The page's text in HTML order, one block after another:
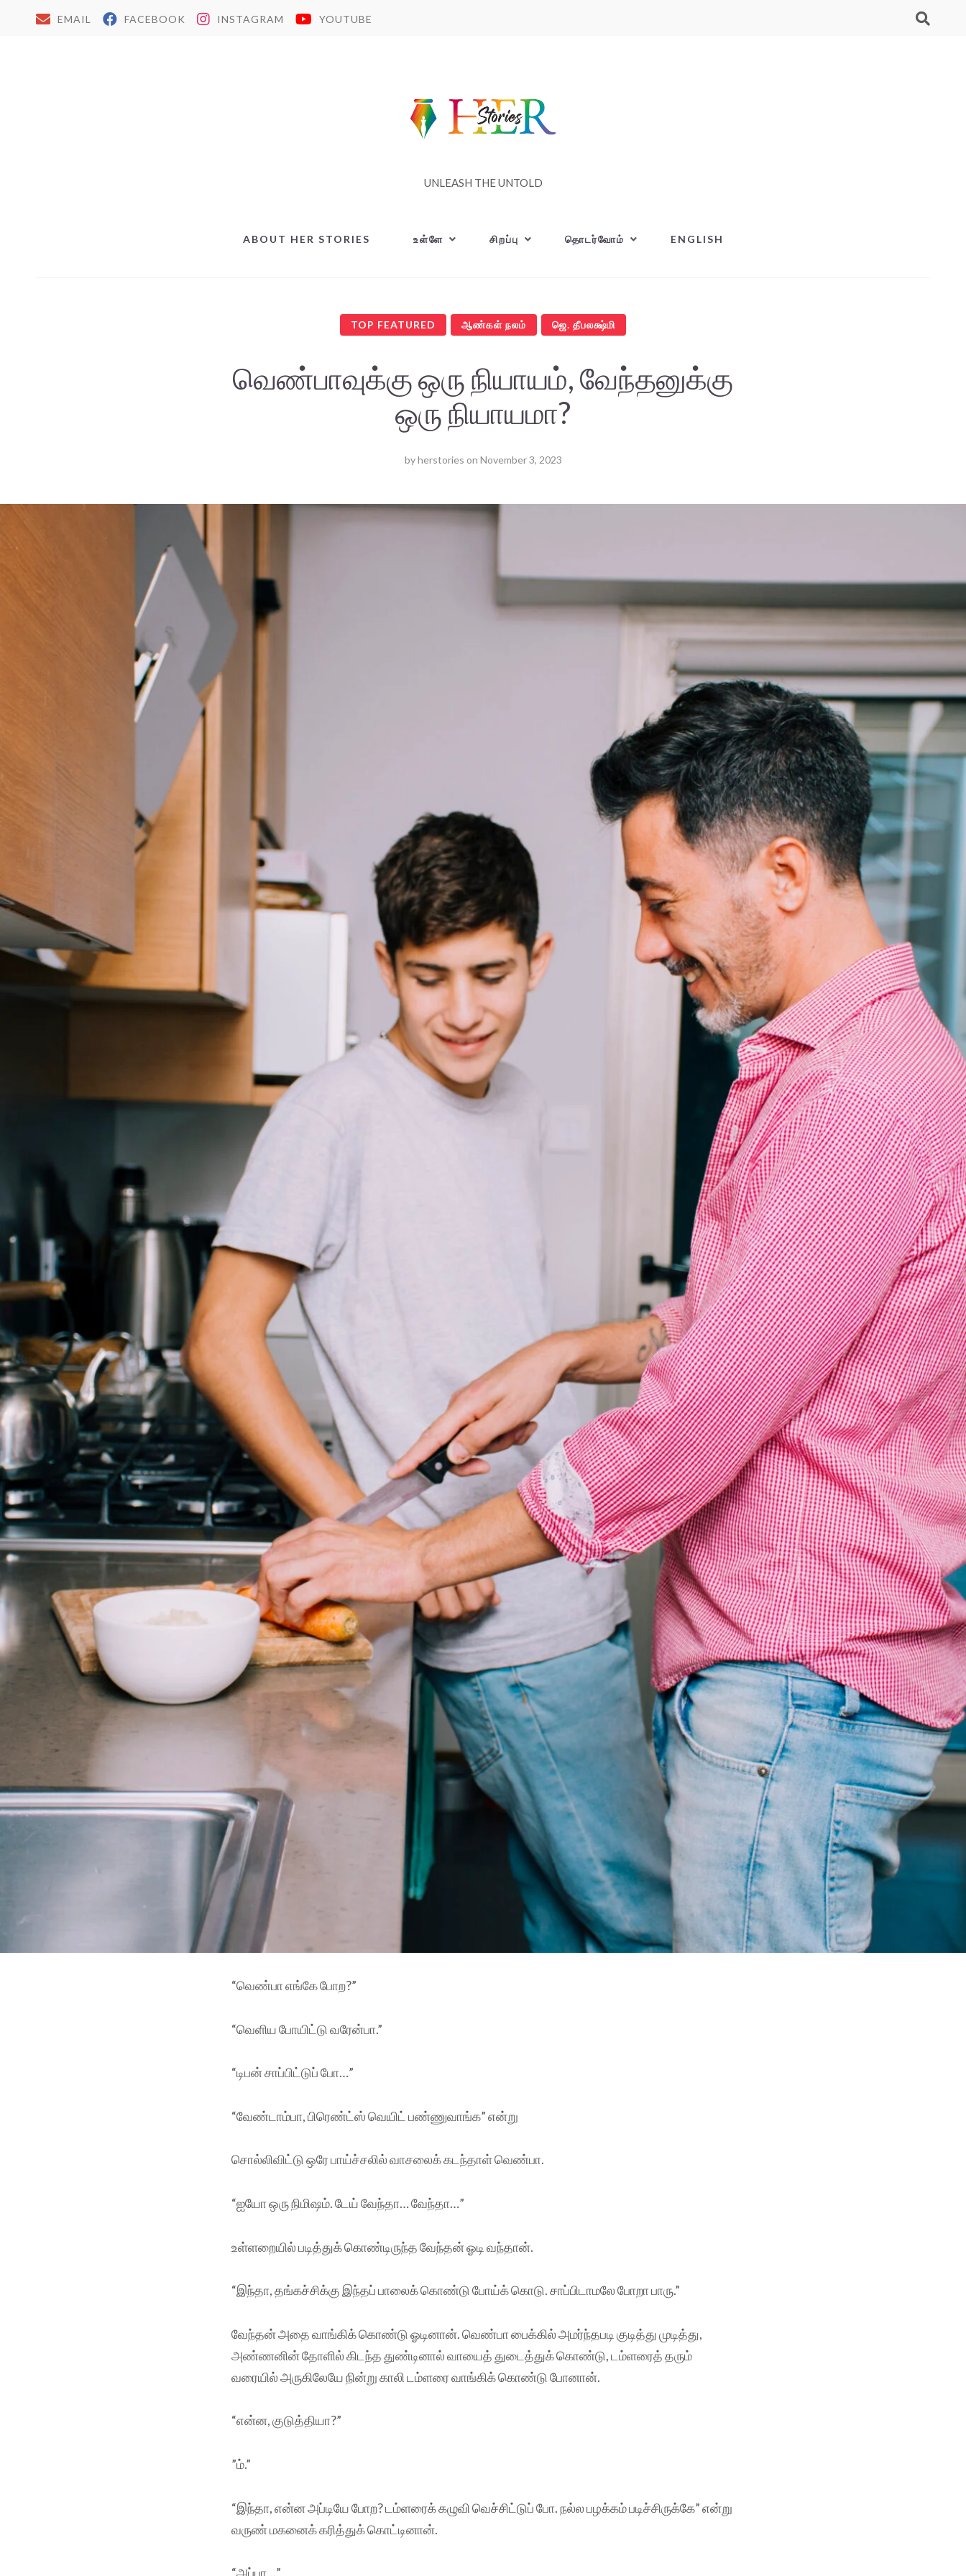
EMAIL FACEBOOK INSTAGRAM YOUTUBE
UNLEASH THE UNTOLD
ABOUT HER STORIES உள்ளே சிறப்பு தொடர்வோம் ENGLISH
TOP FEATURED ஆண்கள் நலம் ஜெ. தீபலக்ஷ்மி
வெண்பாவுக்கு ஒரு நியாயம், வேந்தனுக்கு
ஒரு நியாயமா?
byherstories on November 3, 2023
“வெண்பா எங்கே போற?”
“வெளிய போயிட்டு வரேன்பா.”
“டிபன் சாப்பிட்டுப் போ…”
“வேண்டாம்பா, பிரெண்ட்ஸ் வெயிட் பண்ணுவாங்க” என்று
சொல்லிவிட்டு ஒரே பாய்ச்சலில் வாசலைக் கடந்தாள் வெண்பா.
“ஐயோ ஒரு நிமிஷம். டேய் வேந்தா… வேந்தா…”
உள்ளறையில் படித்துக் கொண்டிருந்த வேந்தன் ஓடி வந்தான்.
“இந்தா, தங்கச்சிக்கு இந்தப் பாலைக் கொண்டு போய்க் கொடு. சாப்பிடாமலே போறா பாரு.”
வேந்தன் அதை வாங்கிக் கொண்டு ஓடினான். வெண்பா பைக்கில் அமர்ந்தபடி குடித்து முடித்து,
அண்ணனின் தோளில் கிடந்த துண்டினால் வாயைத் துடைத்துக் கொண்டு, டம்ளரைத் தரும்
வரையில் அருகிலேயே நின்று காலி டம்ளரை வாங்கிக் கொண்டு போனான்.
“என்ன, குடுத்தியா?”
”ம்.”
“இந்தா, என்ன அப்டியே போற? டம்ளரைக் கழுவி வெச்சிட்டுப் போ. நல்ல பழக்கம் படிச்சிருக்கே” என்று
வருண் மகனைக் கரித்துக் கொட்டினான்.
“அப்பா…”